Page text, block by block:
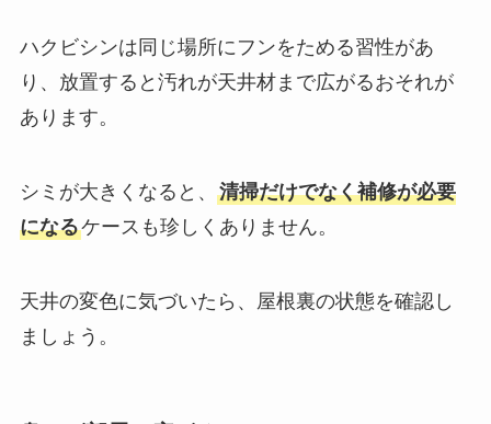
ハクビシンは同じ場所にフンをためる習性があ
り、放置すると汚れが天井材まで広がるおそれが
あります。
シミが大きくなると、 清掃だけでなく補修が必要
になるケースも珍しくありません。
天井の変色に気づいたら、屋根裏の状態を確認し
ましょう。